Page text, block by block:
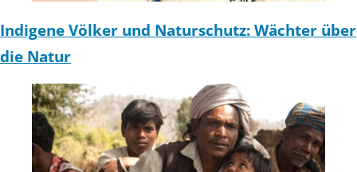
Indigene Völker und Naturschutz: Wächter über
die Natur